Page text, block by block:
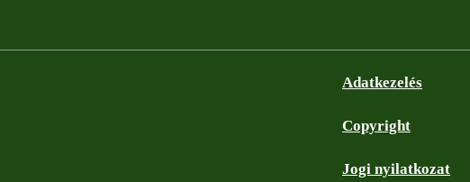
Adatkezelés
Copyright
Jogi nyilatkozat